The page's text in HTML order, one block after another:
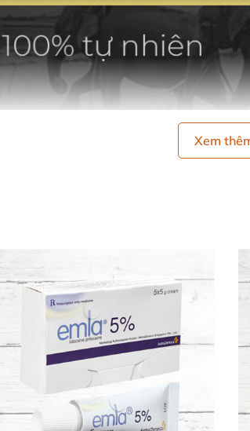
hiệu quả từ bên trong 🌿💪
nhiều loại thảo mộc quý giá như
tráng dương, chống xuất tinh
từ 2 đến 3 lần so với bình thường
tiện lợi và an toàn 🧴👌
Xem